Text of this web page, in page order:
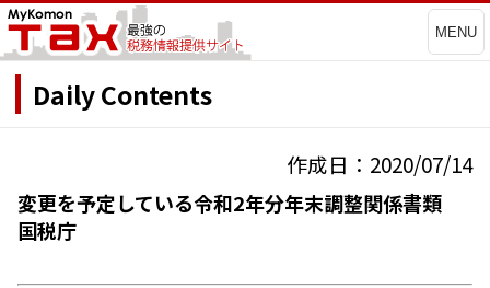
MENU
Daily Contents
作成日：2020/07/14
変更を予定している令和2年分年末調整関係書類
国税庁